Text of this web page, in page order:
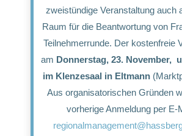
zweistündige Veranstaltung auch
Raum für die Beantwortung von
Teilnehmerrunde. Der kostenfreie
am Donnerstag, 23. November,
im Klenzesaal in Eltmann
Aus organisatorischen Gründen
vorherige Anmeldung per E-